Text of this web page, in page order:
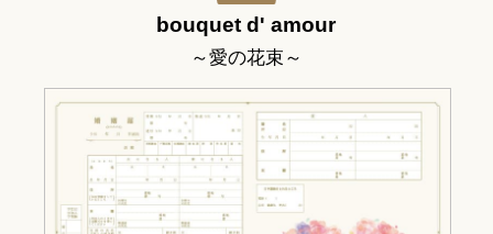
bouquet d' amour
～愛の花束～